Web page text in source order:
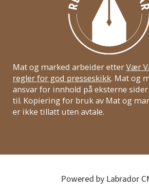
Mat og marked arbeider etterVær
regler for god presseskikk. Mat og
ansvar for innhold på eksterne
til. Kopiering for bruk av Mat og
er ikke tillatt uten avtale.
Powered by Labrador